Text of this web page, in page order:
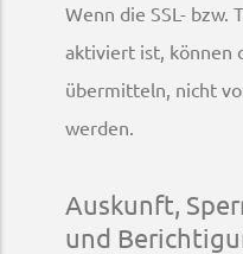
Wenn die SSL- bzw.
aktiviert ist, können
übermitteln, nicht
werden.
Auskunft,
und